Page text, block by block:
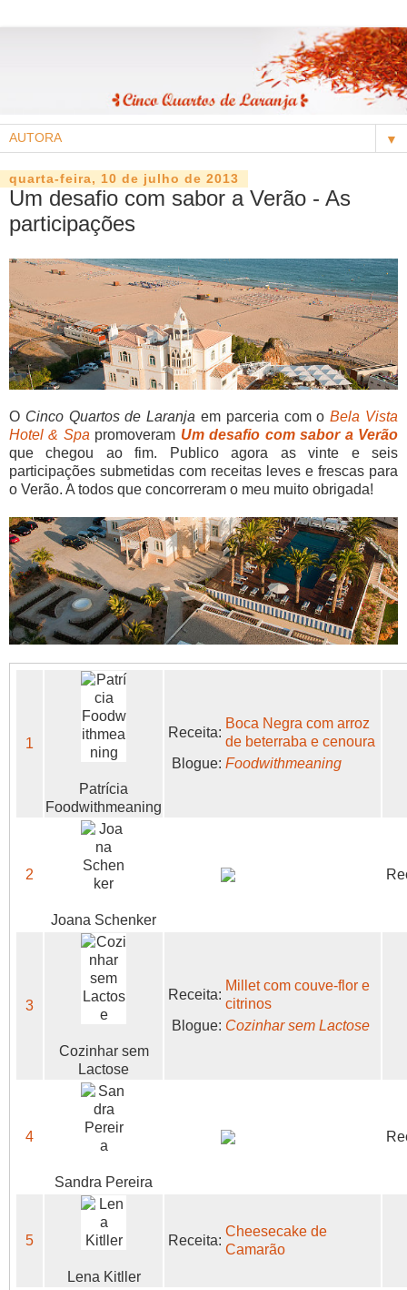
▼
quarta-feira, 10 de julho de 2013
Um desafio com sabor a Verão - As
participações
O Cinco Quartos de Laranja em parceria com oBela Vista
Hotel & Spa promoveram Um desafio com sabor a Verão
que chegou ao fim. Publico agora as vinte e seis
participações submetidas com receitas leves e frescas para
o Verão. A todos que concorreram o meu muito obrigada!
1
Patrícia
Foodwithmeaning
Receita:
Boca Negra com arroz
de beterraba e cenoura
Blogue: Foodwithmeaning
2
Joana Schenker
3
Cozinhar sem
Lactose
Receita:
Millet com couve-flor e
citrinos
Blogue: Cozinhar sem Lactose
4
Sandra Pereira
5
Lena Kitller
Receita:
Cheesecake de
Camarão